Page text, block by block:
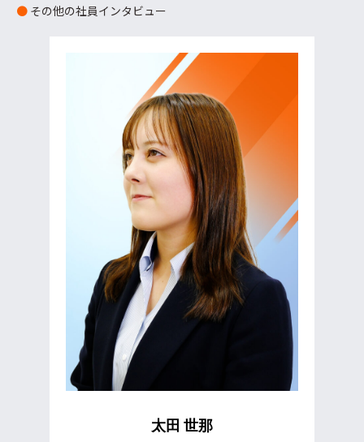
● その他の社員インタビュー
オリベイラ レビ